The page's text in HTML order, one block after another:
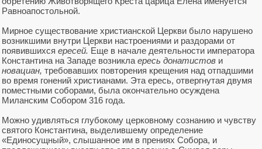
Равноапостольной.
Мирное существование христианской Церкви было нарушено
возникшими внутри Церкви настроениями и раздорами от
появившихся ересей. Еще в начале деятельности императора
Константина на Западе возникла ересь донатистов и
новациан, требовавших повторения крещения над отпадшими
во время гонений христианами. Эта ересь, отвергнутая двумя
поместными соборами, была окончательно осуждена
Миланским Собором 316 года.
Можно удивляться глубокому церковному сознанию и чувству
святого Константина, выделившему определение
«Единосущный», слышанное им в прениях Собора, и